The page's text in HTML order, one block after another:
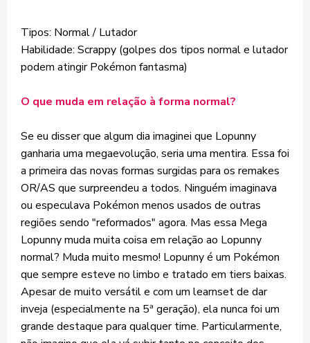
Tipos: Normal / Lutador
Habilidade: Scrappy (golpes dos tipos normal e lutador
podem atingir Pokémon fantasma)
O que muda em relação à forma normal?
Se eu disser que algum dia imaginei que Lopunny
ganharia uma megaevolução, seria uma mentira. Essa foi
a primeira das novas formas surgidas para os remakes
OR/AS que surpreendeu a todos. Ninguém imaginava
ou especulava Pokémon menos usados de outras
regiões sendo "reformados" agora. Mas essa Mega
Lopunny muda muita coisa em relação ao Lopunny
normal? Muda muito mesmo! Lopunny é um Pokémon
que sempre esteve no limbo e tratado em tiers baixas.
Apesar de muito versátil e com um learnset de dar
inveja (especialmente na 5ª geração), ela nunca foi um
grande destaque para qualquer time. Particularmente,